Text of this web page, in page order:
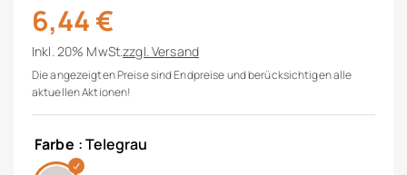
6,44€
Inkl. 20% MwSt.zzgl. Versand
Die angezeigten Preise sind Endpreise und berücksichtigen alle
aktuellen Aktionen!
Farbe : Telegrau